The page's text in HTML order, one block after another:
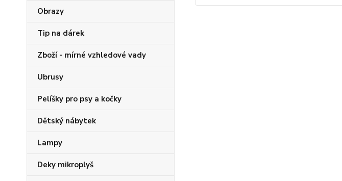
Obrazy
Tip na dárek
Zboží - mírné vzhledové vady
Ubrusy
Pelíšky pro psy a kočky
Dětský nábytek
Lampy
Deky mikroplyš